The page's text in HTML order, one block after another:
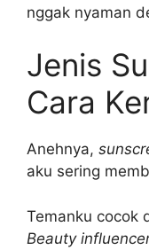
nggak nyaman
Jenis
Cara
Anehnya,
aku sering
Temanku cocok
Beauty